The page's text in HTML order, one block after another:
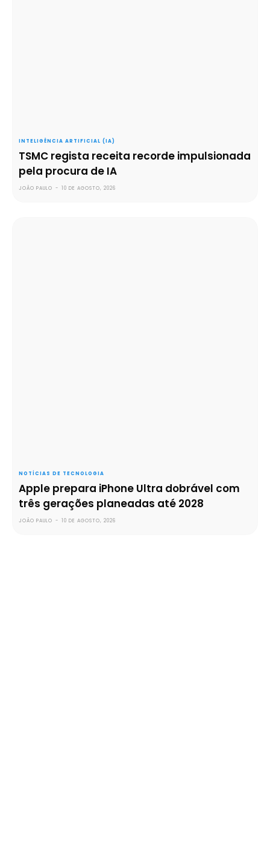
INTELIGÊNCIA ARTIFICIAL (IA)
TSMC regista receita recorde impulsionada
pela procura de IA
JOÃO PAULO - 10 DE AGOSTO, 2026
NOTÍCIAS DE TECNOLOGIA
Apple prepara iPhone Ultra dobrável com
três gerações planeadas até 2028
JOÃO PAULO - 10 DE AGOSTO, 2026